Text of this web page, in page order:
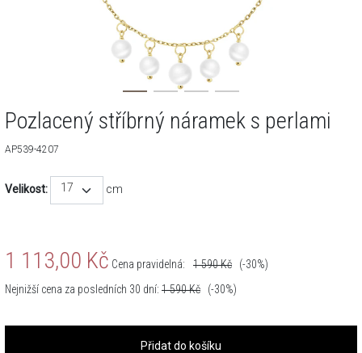
Pozlacený stříbrný náramek s perlami
AP539-4207
Velikost: 17 cm
1 113,00 Kč Cena pravidelná: 1 590Kč
(-30%)
Nejnižší cena za posledních 30 dní: 1 590Kč (-30%)
Přidat do košíku